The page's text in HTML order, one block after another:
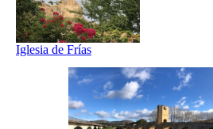
Iglesia de Frías